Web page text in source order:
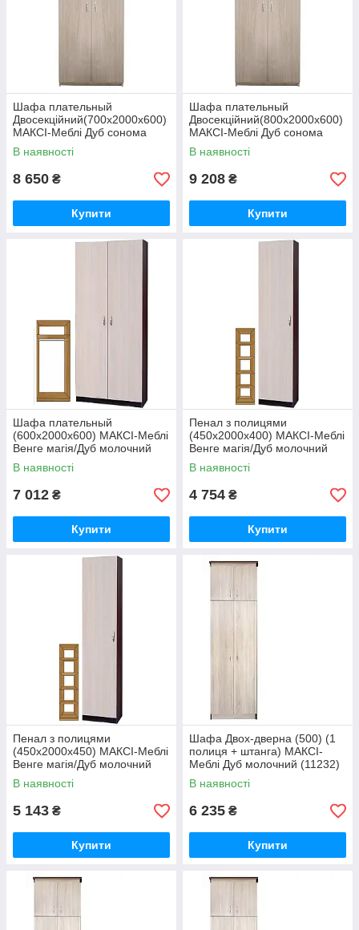
Шафа плательный
Двосекційний(700х2000х600)
МАКСІ-Меблі Дуб сонома
(11687)
В наявності
8 650 ₴
Купити
Шафа плательный
Двосекційний(800х2000х600)
МАКСІ-Меблі Дуб сонома
(11688)
В наявності
9 208 ₴
Купити
Шафа плательный
(600х2000х600) МАКСІ-Меблі
Венге магія/Дуб молочний
(11617)
В наявності
7 012 ₴
Купити
Пенал з полицями
(450х2000х400) МАКСІ-Меблі
Венге магія/Дуб молочний
(11664)
В наявності
4 754 ₴
Купити
Пенал з полицями
(450х2000х450) МАКСІ-Меблі
Венге магія/Дуб молочний
(11665)
В наявності
5 143 ₴
Купити
Шафа Двох-дверна (500) (1
полиця + штанга) МАКСІ-
Меблі Дуб молочний (11232)
В наявності
6 235 ₴
Купити